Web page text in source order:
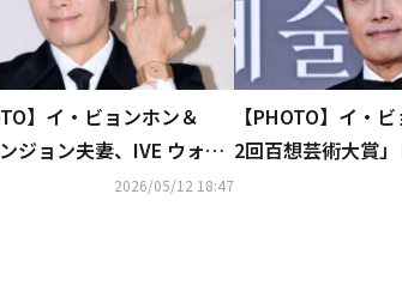
】イ・ビョンホン＆
ジョン夫妻、IVE ウォニ
「ブルガリ」のイベントに
2026/05/12 18:47
【PHOTO】イ・
2回百想芸術大賞